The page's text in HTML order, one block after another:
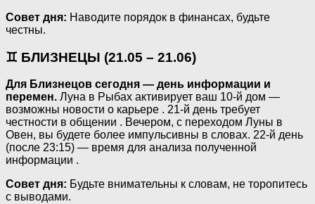
Совет дня: Наводите порядок в финансах, будьте
честны.
♊ БЛИЗНЕЦЫ (21.05 – 21.06)
Для Близнецов сегодня — день информации и
перемен. Луна в Рыбах активирует ваш 10-й дом —
возможны новости о карьере . 21-й день требует
честности в общении . Вечером, с переходом Луны в
Овен, вы будете более импульсивны в словах. 22-й день
(после 23:15) — время для анализа полученной
информации .
Совет дня: Будьте внимательны к словам, не торопитесь
с выводами.